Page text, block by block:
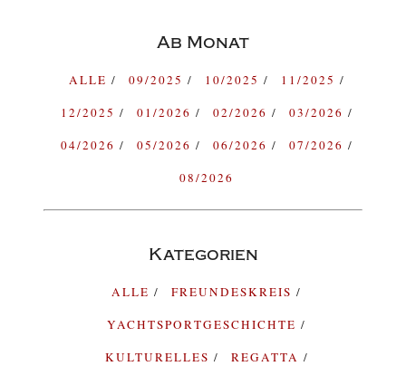
Ab Monat
ALLE 09/2025 10/2025
11/2025
12/2025
01/2026 02/2026
03/2026
04/2026
05/2026 06/2026
07/2026
08/2026
Kategorien
ALLE
FREUNDESKREIS
YACHTSPORTGESCHICHTE
KULTURELLES
REGATTA